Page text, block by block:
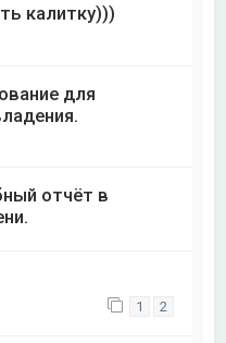
калитку)))
для
отчёт в
1 2